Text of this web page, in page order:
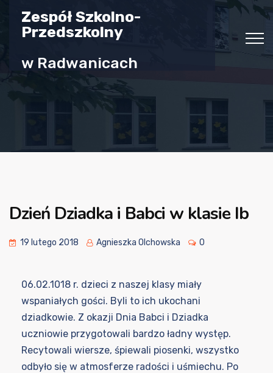
Zespół Szkolno-
Przedszkolny
w Radwanicach
Dzień Dziadka i Babci w klasie Ib
19 lutego 2018 Agnieszka Olchowska 0
06.02.1018 r. dzieci z naszej klasy miały
wspaniałych gości. Byli to ich ukochani
dziadkowie. Z okazji Dnia Babci i Dziadka
uczniowie przygotowali bardzo ładny występ.
Recytowali wiersze, śpiewali piosenki, wszystko
odbyło się w atmosferze radości i uśmiechu. Po